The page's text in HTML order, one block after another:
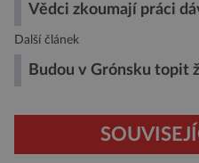
Vědci zkoumají práci
Další článek
Budou v Grónsku topit